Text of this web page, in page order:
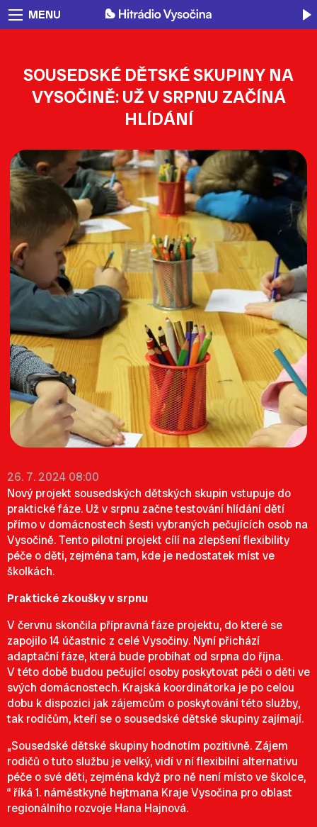
MENU
SOUSEDSKÉ DĚTSKÉ SKUPINY NA
VYSOČINĚ: UŽ V SRPNU ZAČÍNÁ
HLÍDÁNÍ
26. 7. 2024 08:00
Nový projekt sousedských dětských skupin vstupuje do
praktické fáze. Už v srpnu začne testování hlídání dětí
přímo v domácnostech šesti vybraných pečujících osob na
Vysočině. Tento pilotní projekt cílí na zlepšení flexibility
péče o děti, zejména tam, kde je nedostatek míst ve
školkách.
Praktické zkoušky v srpnu
V červnu skončila přípravná fáze projektu, do které se
zapojilo 14 účastnic z celé Vysočiny. Nyní přichází
adaptační fáze, která bude probíhat od srpna do října.
V této době budou pečující osoby poskytovat péči o děti ve
svých domácnostech. Krajská koordinátorka je po celou
dobu k dispozici jak zájemcům o poskytování této služby,
tak rodičům, kteří se o sousedské dětské skupiny zajímají.
„Sousedské dětské skupiny hodnotím pozitivně. Zájem
rodičů o tuto službu je velký, vidí v ní flexibilní alternativu
péče o své děti, zejména když pro ně není místo ve školce,
“ říká 1. náměstkyně hejtmana Kraje Vysočina pro oblast
regionálního rozvoje Hana Hajnová.